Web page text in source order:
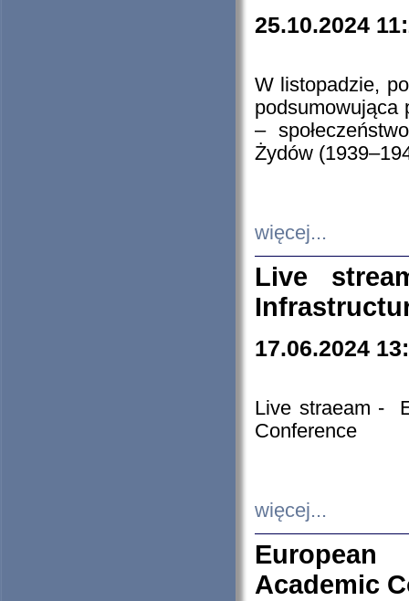
25.10.2024
W listopadzie,
podsumowująca
–
Żydów
więcej...
Live
17.06.2024
Live straeam -
Conference
więcej...
European
Academic